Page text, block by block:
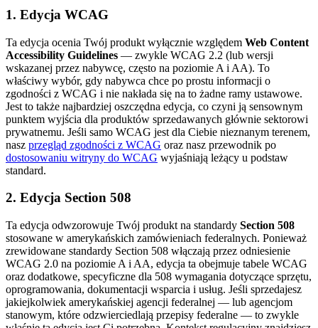
1. Edycja WCAG
Ta edycja ocenia Twój produkt wyłącznie względem Web Content
Accessibility Guidelines — zwykle WCAG 2.2 (lub wersji
wskazanej przez nabywcę, często na poziomie A i AA). To
właściwy wybór, gdy nabywca chce po prostu informacji o
zgodności z WCAG i nie nakłada się na to żadne ramy ustawowe.
Jest to także najbardziej oszczędna edycja, co czyni ją sensownym
punktem wyjścia dla produktów sprzedawanych głównie sektorowi
prywatnemu. Jeśli samo WCAG jest dla Ciebie nieznanym terenem,
nasz przegląd zgodności z WCAG oraz nasz przewodnik po
dostosowaniu witryny do WCAG wyjaśniają leżący u podstaw
standard.
2. Edycja Section 508
Ta edycja odwzorowuje Twój produkt na standardy Section 508
stosowane w amerykańskich zamówieniach federalnych. Ponieważ
zrewidowane standardy Section 508 włączają przez odniesienie
WCAG 2.0 na poziomie A i AA, edycja ta obejmuje tabele WCAG
oraz dodatkowe, specyficzne dla 508 wymagania dotyczące sprzętu,
oprogramowania, dokumentacji wsparcia i usług. Jeśli sprzedajesz
jakiejkolwiek amerykańskiej agencji federalnej — lub agencjom
stanowym, które odzwierciedlają przepisy federalne — to zwykle